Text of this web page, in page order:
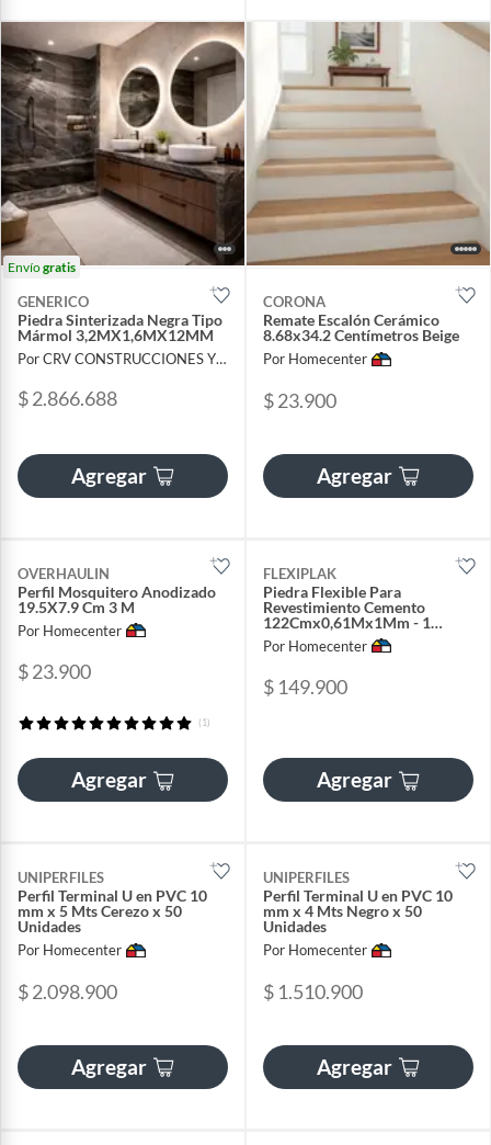
Envíogratis
GENERICO
Piedra Sinterizada Negra Tipo
Mármol 3,2MX1,6MX12MM
Por CRV CONSTRUCCIONES Y URBANIZACIONES SAS
$ 2.866.688
Agregar
CORONA
Remate Escalón Cerámico
8.68x34.2 Centímetros Beige
Por Homecenter
$ 23.900
Agregar
OVERHAULIN
Perfil Mosquitero Anodizado
19.5X7.9 Cm 3 M
Por Homecenter
$ 23.900
(1)
Agregar
FLEXIPLAK
Piedra Flexible Para
Revestimiento Cemento
122Cmx0,61Mx1Mm - 1
Unidad
Por Homecenter
$ 149.900
Agregar
UNIPERFILES
Perfil Terminal U en PVC 10
mm x 5 Mts Cerezo x 50
Unidades
Por Homecenter
$ 2.098.900
Agregar
UNIPERFILES
Perfil Terminal U en PVC 10
mm x 4 Mts Negro x 50
Unidades
Por Homecenter
$ 1.510.900
Agregar